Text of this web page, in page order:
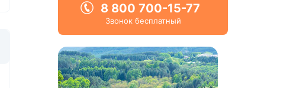
8 800 700-15-77
Звонок бесплатный